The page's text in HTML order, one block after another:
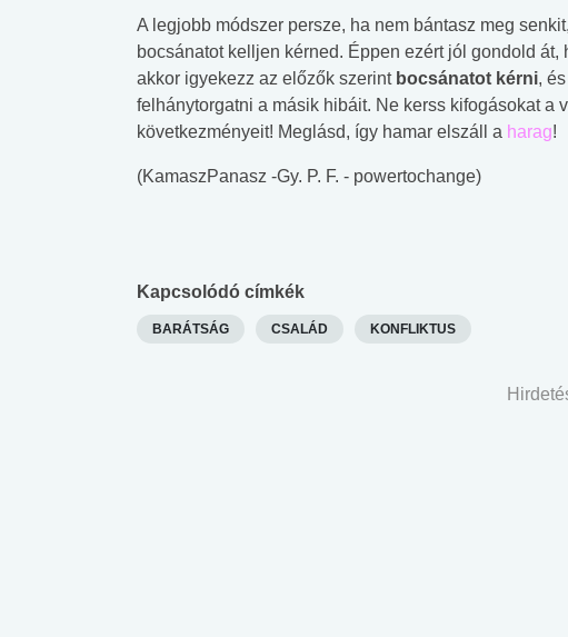
A legjobb módszer persze, ha nem bántasz meg
bocsánatot kelljen kérned. Éppen ezért jól gondold
akkor igyekezz az előzők szerint bocsánatot kérni,
felhánytorgatni a másik hibáit. Ne kerss kifogásokat a
következményeit! Meglásd, így hamar elszáll a harag!
(KamaszPanasz -Gy. P. F. - powertochange)
Kapcsolódó címkék
BARÁTSÁG CSALÁD KONFLIKTUS
#Zöldövezet #Betegségek